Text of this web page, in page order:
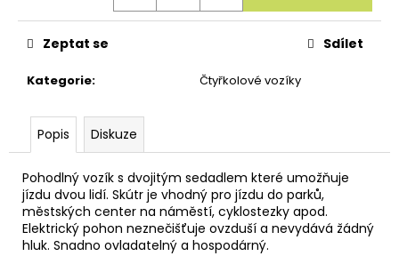
Kategorie: Čtyřkolové vozíky
Zeptat se Sdílet
Popis Diskuze
Pohodlný vozík s dvojitým sedadlem které umožňuje
jízdu dvou lidí. Skútr je vhodný pro jízdu do parků,
městských center na náměstí, cyklostezky apod.
Elektrický pohon neznečišťuje ovzduší a nevydává žádný
hluk. Snadno ovladatelný a hospodárný.
o
p
m
e